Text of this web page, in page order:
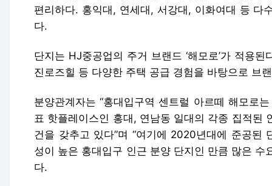
편리하다. 홍익대, 연세대, 서강대, 이화여대 등 다
다.
단지는 HJ중공업의 주거 브랜드 ‘해모로’가 적용
진로즈힐 등 다양한 주택 공급 경험을 바탕으로 브
분양관계자는 “홍대입구역 센트럴 아르떼 해모로
표 핫플레이스인 홍대, 연남동 일대의 각종 집적된
건을 갖추고 있다”며 “여기에 2020년대에 준공된
성이 높은 홍대입구 인근 분양 단지인 만큼 많은 수
다.